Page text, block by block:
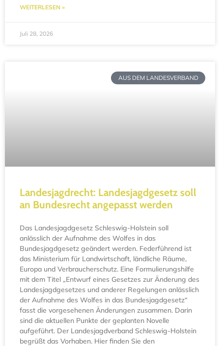
WEITERLESEN »
Juli 28, 2026
AUS DEM LANDESVERBAND
Landesjagdrecht: Landesjagdgesetz soll
an Bundesrecht angepasst werden
Das Landesjagdgesetz Schleswig-Holstein soll
anlässlich der Aufnahme des Wolfes in das
Bundesjagdgesetz geändert werden. Federführend ist
das Ministerium für Landwirtschaft, ländliche Räume,
Europa und Verbraucherschutz. Eine Formulierungshilfe
mit dem Titel „Entwurf eines Gesetzes zur Änderung des
Landesjagdgesetzes und anderer Regelungen anlässlich
der Aufnahme des Wolfes in das Bundesjagdgesetz“
fasst die vorgesehenen Änderungen zusammen. Darin
sind die aktuellen Punkte der geplanten Novelle
aufgeführt. Der Landesjagdverband Schleswig-Holstein
begrüßt das Vorhaben. Hier finden Sie den